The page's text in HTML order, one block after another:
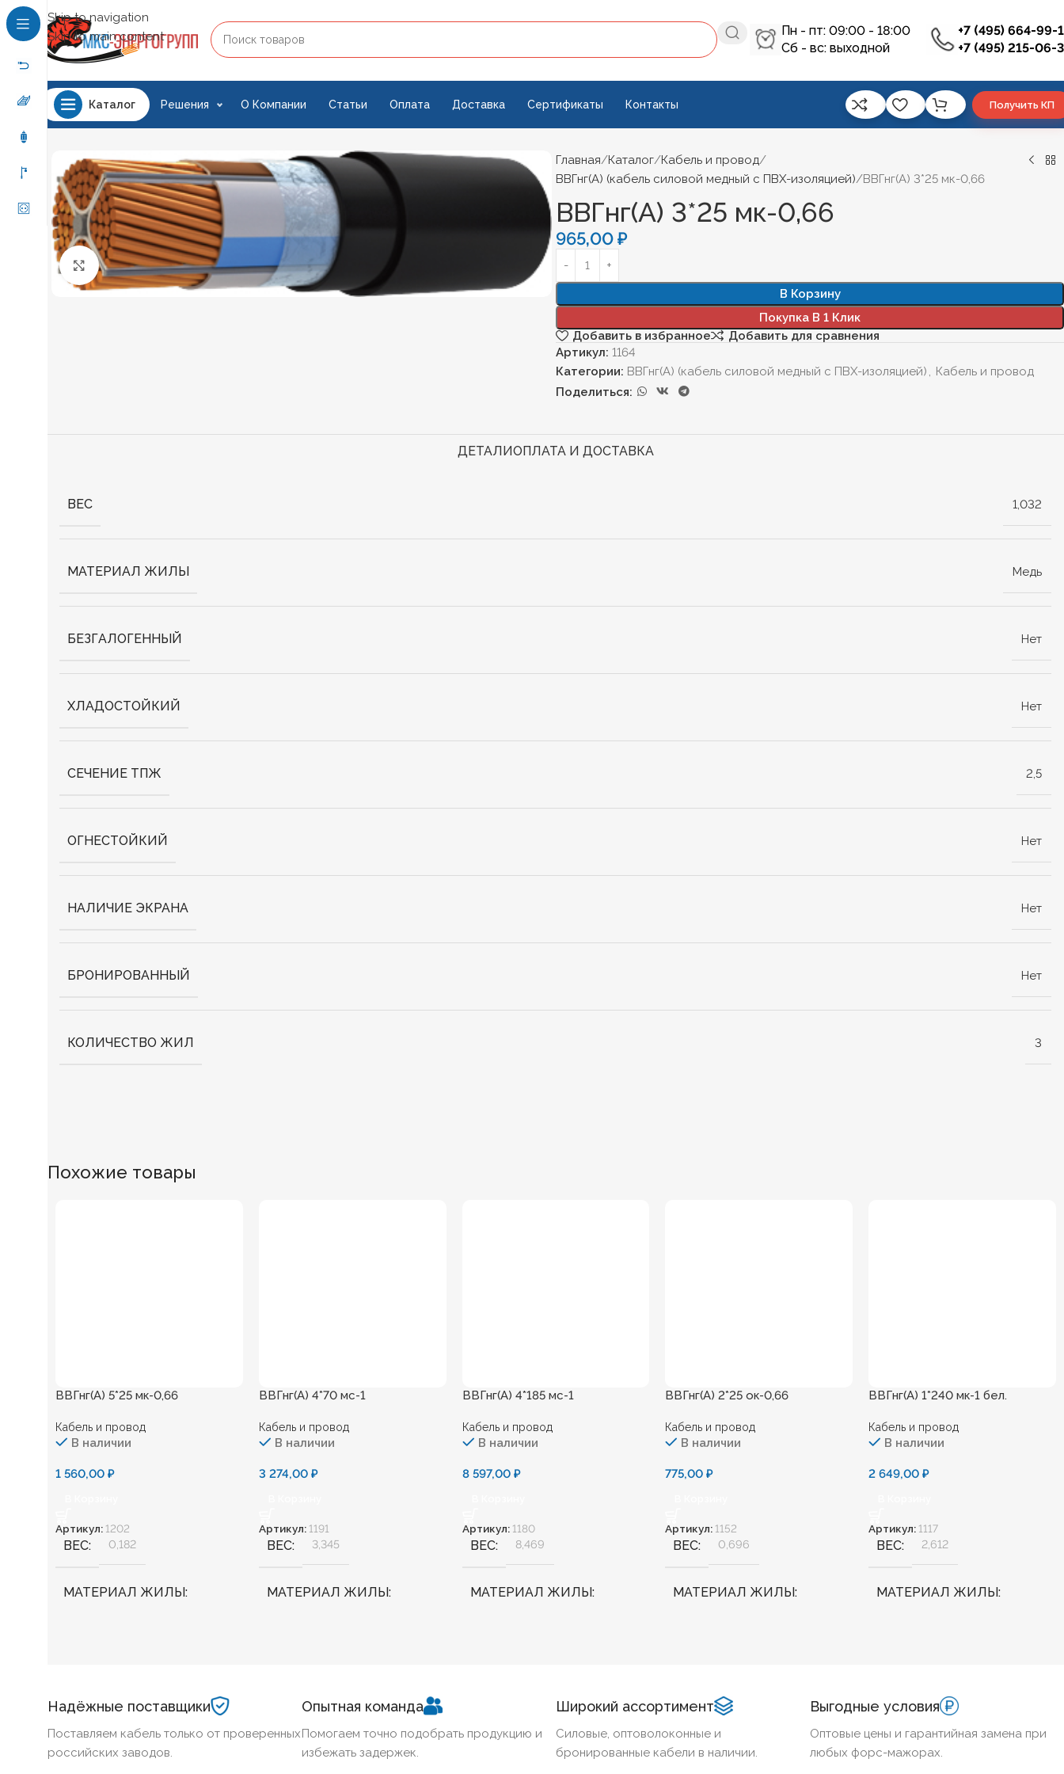
Skip to navigation
Skip to main content
Пн - пт: 09:00 - 18:00
Сб - вс: выходной
+7 (495) 664-99-
+7 (495) 215-06-
Каталог Решения О Компании Статьи Оплата Доставка Сертификаты Контакты Получить КП
Нажмите, чтобы увеличить
Главная Каталог Кабель и провод
ВВГнг(А) (кабель силовой медный с ПВХ-изоляцией)
ВВГнг(А) 3*25 мк-0,66
ВВГнг(А) 3*25 мк-0,66
965,00₽
В Корзину
Покупка В 1 Клик
Добавить в избранное
Добавить для сравнения
Артикул: 1164
Категории: ВВГнг(А) (кабель силовой медный с ПВХ-изоляцией) , Кабель и провод
Поделиться:
ДЕТАЛИОПЛАТА И ДОСТАВКА
ВЕС 1,032
МАТЕРИАЛ ЖИЛЫ Медь
БЕЗГАЛОГЕННЫЙ Нет
ХЛАДОСТОЙКИЙ Нет
СЕЧЕНИЕ ТПЖ 2,5
ОГНЕСТОЙКИЙ Нет
НАЛИЧИЕ ЭКРАНА Нет
БРОНИРОВАННЫЙ Нет
КОЛИЧЕСТВО ЖИЛ 3
Похожие товары
ВВГнг(А) 5*25 мк-0,66
Кабель и провод
В наличии
1 560,00 ₽
Артикул: 1202
ВЕС 0,182
МАТЕРИАЛ ЖИЛЫ
ХЛАДОСТОЙКИЙ
ВВГнг(А) 4*70 мс-1
Кабель и провод
В наличии
3 274,00 ₽
Артикул: 1191
ВЕС 3,345
МАТЕРИАЛ ЖИЛЫ
ХЛАДОСТОЙКИЙ
ВВГнг(А) 4*185 мс-1
Кабель и провод
В наличии
8 597,00 ₽
Артикул: 1180
ВЕС 8,469
МАТЕРИАЛ ЖИЛЫ
ХЛАДОСТОЙКИЙ
ВВГнг(А) 2*25 ок-0,66
Кабель и провод
В наличии
775,00₽
Артикул: 1152
ВЕС 0,696
МАТЕРИАЛ ЖИЛЫ
ВВГнг(А) 1*240 мк-1 бел.
Кабель и провод
В наличии
2 649,00₽
Артикул: 1117
ВЕС 2,612
МАТЕРИАЛ ЖИЛЫ
ХЛАДОСТОЙКИЙ
Надёжные поставщики
Поставляем кабель только от проверенных
российских заводов.
Опытная команда
Помогаем точно подобрать продукцию и
избежать задержек.
Широкий ассортимент
Силовые, оптоволоконные и
бронированные кабели в наличии.
Выгодные условия
Оптовые цены и гарантийная замена при
любых форс-мажорах.